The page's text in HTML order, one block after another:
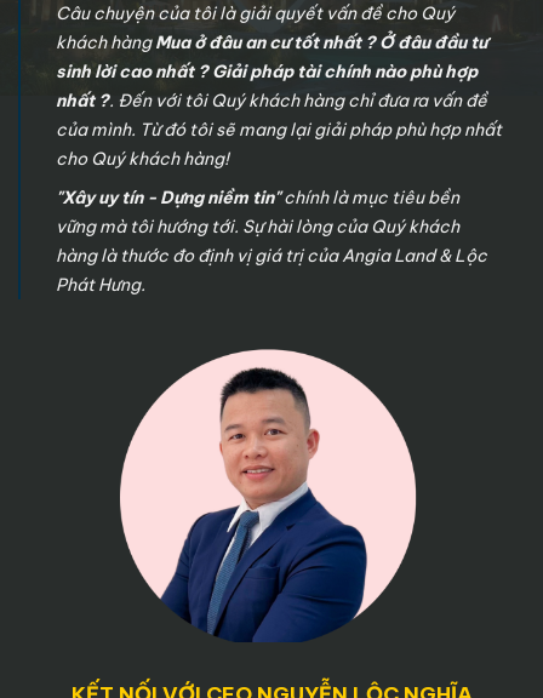
Câu chuyện của tôi là giải quyết vấn đề cho Quý
khách hàngMua ở đâu an cư tốt nhất ? Ở đâu đầu tư
sinh lời cao nhất ? Giải pháp tài chính nào phù hợp
nhất ?. Đến với tôi Quý khách hàng chỉ đưa ra vấn đề
của mình. Từ đó tôi sẽ mang lại giải pháp phù hợp nhất
cho Quý khách hàng!
"Xây uy tín - Dựng niềm tin"chính là mục tiêu bền
vững mà tôi hướng tới. Sự hài lòng của Quý khách
hàng là thước đo định vị giá trị của Angia Land & Lộc
Phát Hưng.